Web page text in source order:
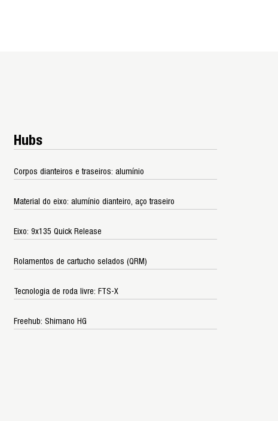
Hubs
Corpos dianteiros e traseiros: alumínio
Material do eixo: alumínio dianteiro, aço traseiro
Eixo: 9x135 Quick Release
Rolamentos de cartucho selados (QRM)
Tecnologia de roda livre: FTS-X
Freehub: Shimano HG